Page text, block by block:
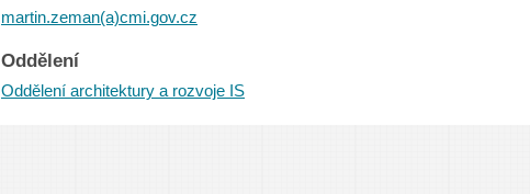
martin.zeman(a)cmi.gov.cz
Oddělení
Oddělení architektury a rozvoje IS